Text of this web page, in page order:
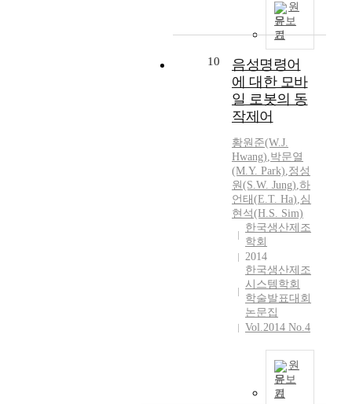
원
문보
기
10
음성명령어
에 대한 모바
일 로봇의 동
작제어
황원준(W.J.
Hwang),박문열
(M.Y. Park),정성
원(S.W. Jung),하
언태 (E.T. Ha),심
현석(H.S. Sim)
한국생산제조
학회
2014
한국생산제조
시스템학회
학술발표대회
논문집
Vol.2014 No.4
원
문보
기